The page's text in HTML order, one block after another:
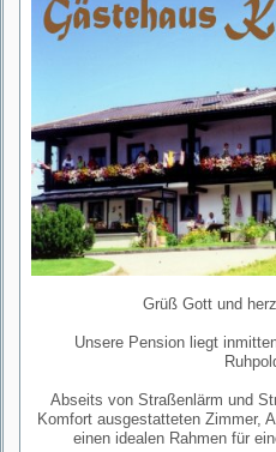
Grüß Gott und
Unsere Pension liegt
Abseits von Straßenlärm und
Komfort ausgestatteten Zimmer,
einen idealen Rahmen für